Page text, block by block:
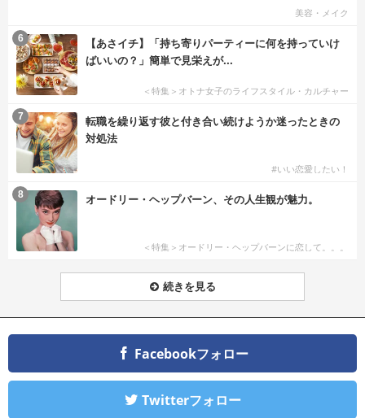
美容・メイク
【あさイチ】「持ち寄りパーティーに何を持っていけ
ばいいの？」簡単で見栄えが...
＜特集＞オトナ女子のライフスタイル・カルチャー
6
転職を繰り返す彼と付き合い続けようか迷ったときの
対処法
#いい恋愛したい！
7
オードリー・ヘップバーン、その人生観が魅力。
＜特集＞オードリー・ヘップバーンに恋して。。。
8
続きを見る
Facebookフォロー
Twitterフォロー